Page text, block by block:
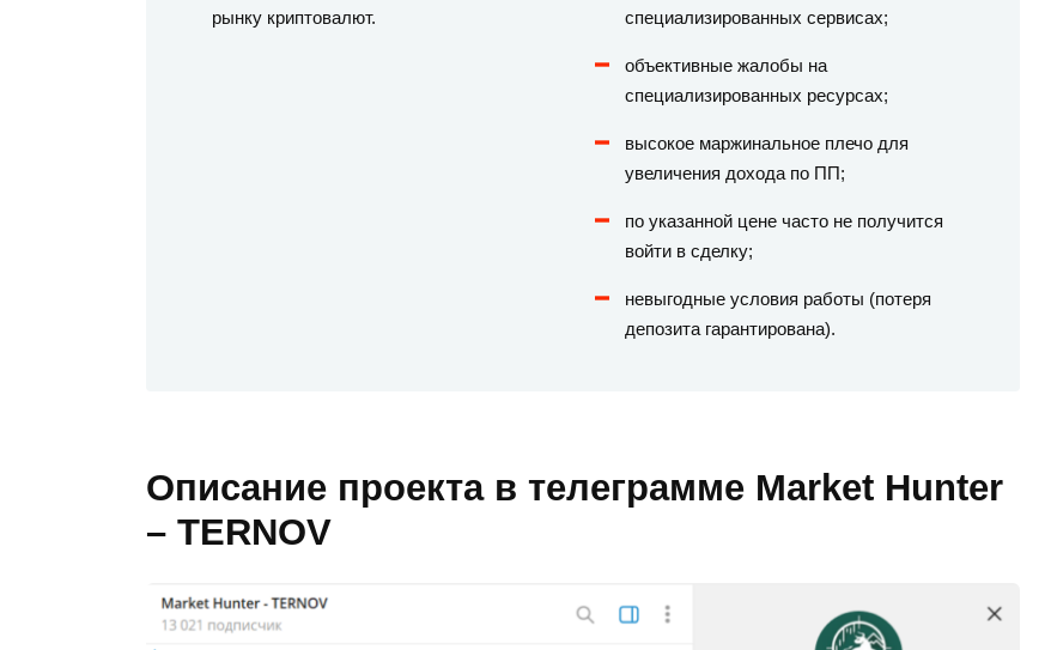
рынку криптовалют.
специализированных сервисах;
объективные жалобы на
специализированных ресурсах;
высокое маржинальное плечо для
увеличения дохода по ПП;
по указанной цене часто не получится
войти в сделку;
невыгодные условия работы (потеря
депозита гарантирована).
Описание проекта в телеграмме Market Hunter
– TERNOV